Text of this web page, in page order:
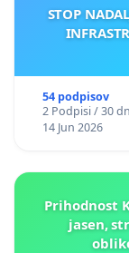
STOP
54 podpisov
2 Podpisi / 30
14 Jun 2026
Prihodnost
jasen,